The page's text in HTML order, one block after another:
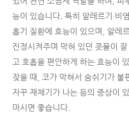
능이 있습니다. 특히 알레르기 비
흡기 질환에 효능이 있으며, 알레
진정시켜주며 막혀 있던 콧물이
고 호흡을 편안하게 하는 효능이
잦을 때, 코가 막혀서 숨쉬기가 불
자꾸 재채기가 나는 등의 증상이
마시면 좋습니다.